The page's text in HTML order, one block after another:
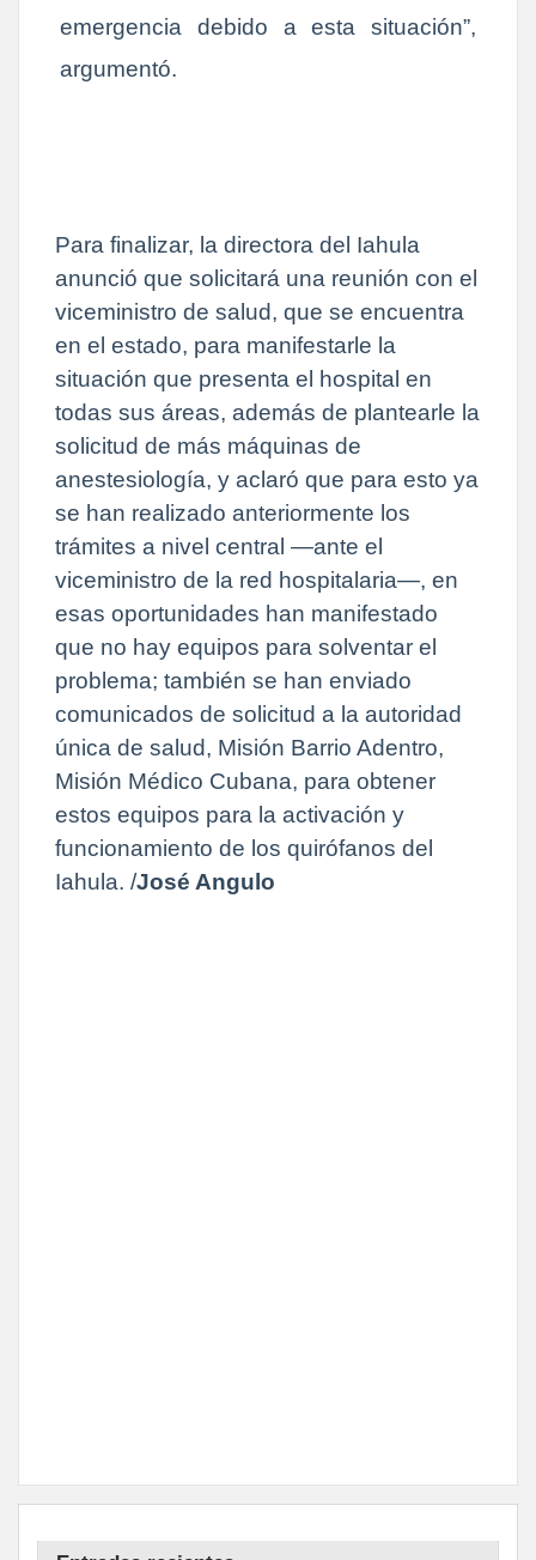
emergencia debido a esta situación”,
argumentó.
Para finalizar, la directora del Iahula
anunció que solicitará una reunión con el
viceministro de salud, que se encuentra
en el estado, para manifestarle la
situación que presenta el hospital en
todas sus áreas, además de plantearle la
solicitud de más máquinas de
anestesiología, y aclaró que para esto ya
se han realizado anteriormente los
trámites a nivel central —ante el
viceministro de la red hospitalaria—, en
esas oportunidades han manifestado
que no hay equipos para solventar el
problema; también se han enviado
comunicados de solicitud a la autoridad
única de salud, Misión Barrio Adentro,
Misión Médico Cubana, para obtener
estos equipos para la activación y
funcionamiento de los quirófanos del
Iahula. /José Angulo